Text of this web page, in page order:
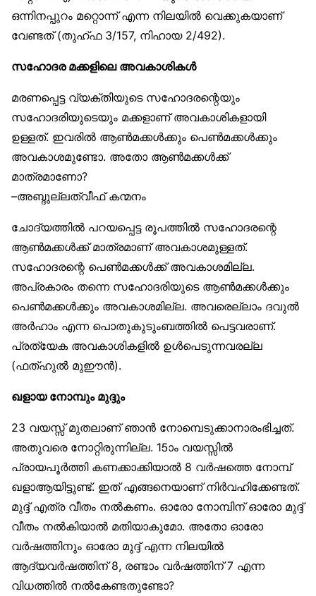
ഒന്നിനപ്പുറം മറ്റൊന്ന് എന്ന നിലയിൽ വെക്കുകയാണ്
വേണ്ടത് (തുഹ്ഫ 3/157, നിഹായ 2/492).
സഹോദര മക്കളിലെ അവകാശികൾ
മരണപ്പെട്ട വ്യക്തിയുടെ സഹോദരന്റെയും
സഹോദരിയുടെയും മക്കളാണ് അവകാശികളായി
ഉള്ളത്. ഇവരിൽ ആൺമക്കൾക്കും പെൺമക്കൾക്കും
അവകാശമുണ്ടോ. അതോ ആൺമക്കൾക്ക്
മാത്രമാണോ?
–അബ്ദുല്ലത്വീഫ് കന്മനം
ചോദ്യത്തിൽ പറയപ്പെട്ട രൂപത്തിൽ സഹോദരന്റെ
ആൺമക്കൾക്ക് മാത്രമാണ് അവകാശമുള്ളത്.
സഹോദരന്റെ പെൺമക്കൾക്ക് അവകാശമില്ല.
അപ്രകാരം തന്നെ സഹോദരിയുടെ ആൺമക്കൾക്കും
പെൺമക്കൾക്കും അവകാശമില്ല. അവരെല്ലാം ദവുൽ
അർഹാം എന്ന പൊതുകുടുംബത്തിൽ പെട്ടവരാണ്.
പ്രത്യേക അവകാശികളിൽ ഉൾപെടുന്നവരല്ല
(ഫത്ഹുൽ മുഈൻ).
ഖളായ നോമ്പും മുദ്ദും
23 വയസ്സ് മുതലാണ് ഞാൻ നോമ്പെടുക്കാനാരംഭിച്ചത്.
അതുവരെ നോറ്റിരുന്നില്ല. 15ാം വയസ്സിൽ
പ്രായപൂർത്തി കണക്കാക്കിയാൽ 8 വർഷത്തെ നോമ്പ്
ഖളാആയിട്ടുണ്ട്. ഇത് എങ്ങനെയാണ് നിർവഹിക്കേണ്ടത്.
മുദ്ദ് എത്ര വീതം നൽകണം. ഓരോ നോമ്പിന് ഓരോ മുദ്ദ്
വീതം നൽകിയാൽ മതിയാകുമോ. അതോ ഓരോ
വർഷത്തിനും ഓരോ മുദ്ദ് എന്ന നിലയിൽ
ആദ്യവർഷത്തിന് 8, രണ്ടാം വർഷത്തിന് 7 എന്ന
വിധത്തിൽ നൽകേണ്ടതുണ്ടോ?